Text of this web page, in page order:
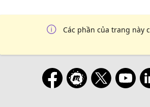
Các phần của trang này